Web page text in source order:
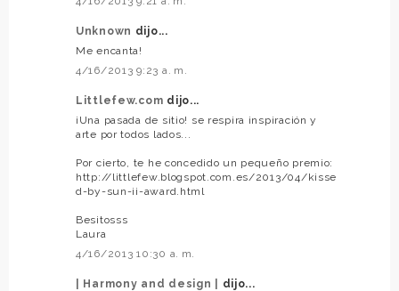
Unknown dijo...
Me encanta!
4/16/2013 9:23 a. m.
Littlefew.com dijo...
¡Una pasada de sitio! se respira inspiración y
arte por todos lados...
Por cierto, te he concedido un pequeño premio:
http://littlefew.blogspot.com.es/2013/04/kisse
d-by-sun-ii-award.html
Besitosss
Laura
4/16/2013 10:30 a. m.
| Harmony and design |
dijo...